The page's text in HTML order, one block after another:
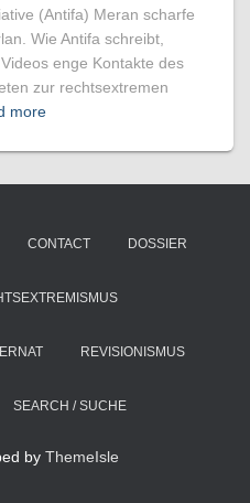
(Antifa) Meran scharfe
Wie Antifa schreibt,
enge Kontakte des
zur rechtsextremen
more
CONTACT DOSSIER
REVISIONISMUS
SEARCH / SUCHE
by ThemeIsle